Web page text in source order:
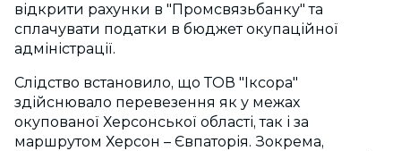
відкрити рахунки в "Промсвязьбанку" та
сплачувати податки в бюджет окупаційної
адміністрації.
Слідство встановило, що ТОВ "Іксора"
здійснювало перевезення як у межах
окупованої Херсонської області, так і за
маршрутом Херсон – Євпаторія. Зокрема,